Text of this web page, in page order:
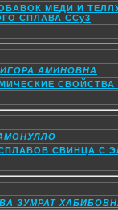
МЕДИ И
СПЛАВА ССу3
АМИНОВНА
СВИНЦА С
ЗУМРАТ